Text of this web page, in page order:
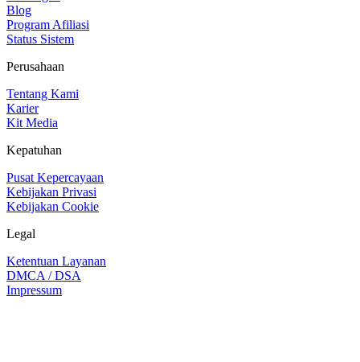
Blog
Program Afiliasi
Status Sistem
Perusahaan
Tentang Kami
Karier
Kit Media
Kepatuhan
Pusat Kepercayaan
Kebijakan Privasi
Kebijakan Cookie
Legal
Ketentuan Layanan
DMCA / DSA
Impressum